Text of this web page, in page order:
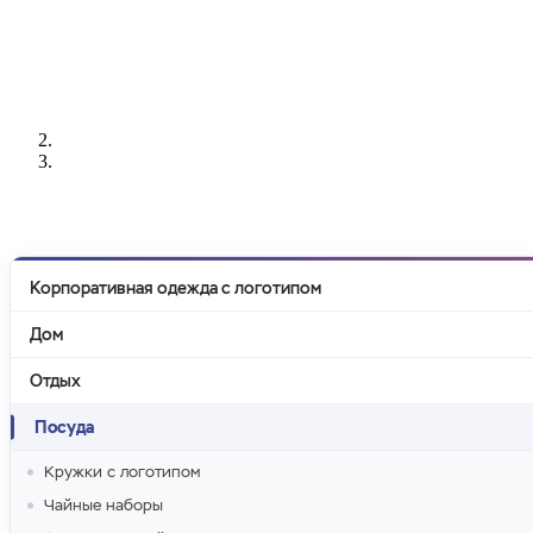
Корпоративная одежда с логотипом
Дом
Отдых
Посуда
Кружки с логотипом
Чайные наборы